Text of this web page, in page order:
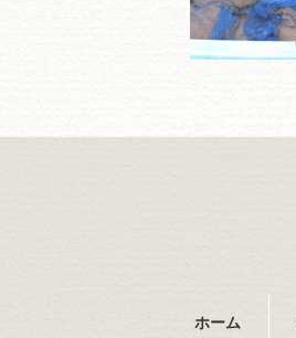
ホーム